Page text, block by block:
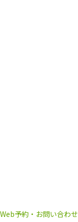
Web予約・お問い合わせ